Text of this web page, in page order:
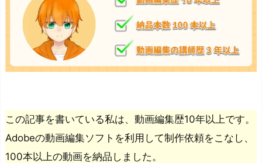
この記事を書いている私は、動画編集歴10年以上です。
Adobeの動画編集ソフトを利用して制作依頼をこなし、
100本以上の動画を納品しました。